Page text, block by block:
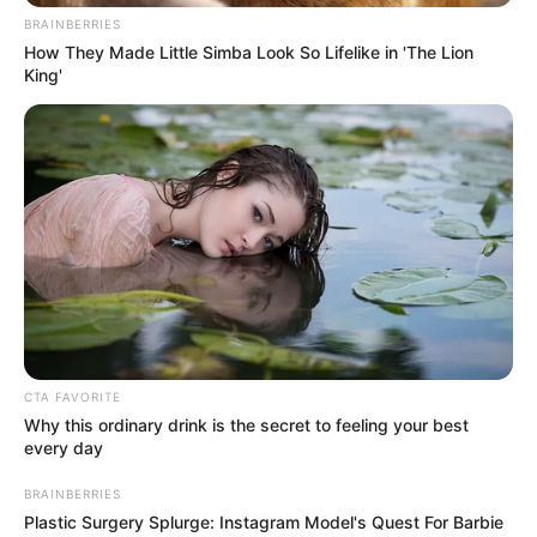
υπόσχεση του, να προσφέρει ραδιοφωνικές
στιγμές που συνδυάζουν ενημέρωση και
ψυχαγωγία με σεβασμό στον ακροατή. Και με
τον Γιώργο Κουτσελίνη πίσω από το
μικρόφωνο, η καθημερινότητα αποκτά άλλη
γεύση.
Συντονιστείτε από τη Δευτέρα 25 Αυγούστου
στις 07:00 το πρωί και απολαύστε ένα
ζωντανό ραδιοφωνικό ταξίδι, με ενημέρωση,
μουσική και πολλή καρδιά. Γιατί τα πρωινά
μας αξίζουν να ξεκινούν με τον καλύτερο
τρόπο – στον ΠΤΗΣΗ 103,2!
Περισσότερα νέα από την Εύβοια
BRAINBERRIES
How They Made Little Simba Look So Lifelike in 'The Lion
King'
CTA FAVORITE
Why this ordinary drink is the secret to feeling your best
every day
BRAINBERRIES
Plastic Surgery Splurge: Instagram Model's Quest For Barbie